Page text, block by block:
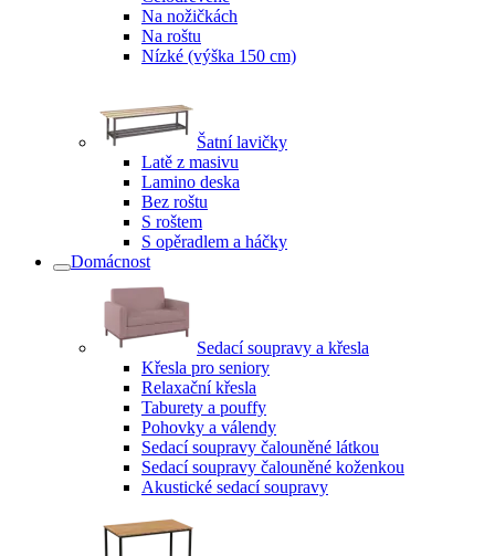
Na nožičkách
Na roštu
Nízké (výška 150 cm)
Šatní lavičky
Latě z masivu
Lamino deska
Bez roštu
S roštem
S opěradlem a háčky
Domácnost
Sedací soupravy a křesla
Křesla pro seniory
Relaxační křesla
Taburety a pouffy
Pohovky a válendy
Sedací soupravy čalouněné látkou
Sedací soupravy čalouněné koženkou
Akustické sedací soupravy